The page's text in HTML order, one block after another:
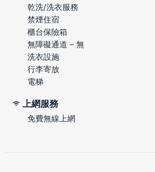
乾洗/洗衣服務
禁煙住宿
櫃台保險箱
無障礙通道 – 無
洗衣設施
行李寄放
電梯
上網服務
免費無線上網